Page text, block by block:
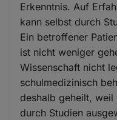
Erkenntnis. Auf
kann selbst durch
Ein betroffener
ist nicht weniger
Wissenschaft nicht
schulmedizinisch
deshalb geheilt,
durch Studien